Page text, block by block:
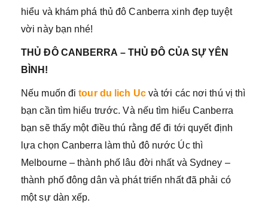
hiểu và khám phá thủ đô Canberra xinh đẹp tuyệt
vời này bạn nhé!
THỦ ĐÔ CANBERRA – THỦ ĐÔ CỦA SỰ YÊN
BÌNH!
Nếu muốn đitour du lich Ucvà tới các nơi thú vị thì
bạn cần tìm hiểu trước. Và nếu tìm hiểu Canberra
bạn sẽ thấy một điều thú rằng để đi tới quyết định
lựa chọn Canberra làm thủ đô nước Úc thì
Melbourne – thành phố lâu đời nhất và Sydney –
thành phố đông dân và phát triển nhất đã phải có
một sự dàn xếp.